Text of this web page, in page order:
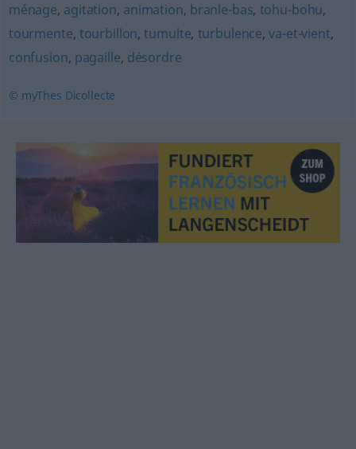
ménage, agitation, animation, branle-bas, tohu-bohu,
tourmente, tourbillon,tumulte, turbulence,va-et-vient,
confusion, pagaille, désordre
© myThes Dicollecte